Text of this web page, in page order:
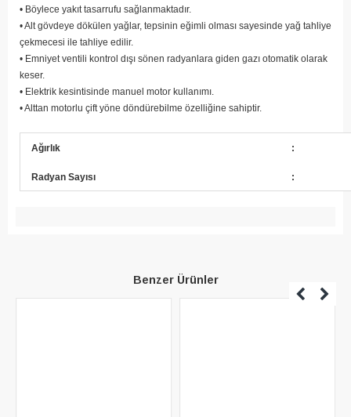
• Böylece yakıt tasarrufu sağlanmaktadır.
• Alt gövdeye dökülen yağlar, tepsinin eğimli olması sayesinde yağ tahliye
çekmecesi ile tahliye edilir.
• Emniyet ventili kontrol dışı sönen radyanlara giden gazı otomatik olarak
keser.
• Elektrik kesintisinde manuel motor kullanımı.
• Alttan motorlu çift yöne döndürebilme özelliğine sahiptir.
Ağırlık :
Radyan Sayısı :
Benzer Ürünler